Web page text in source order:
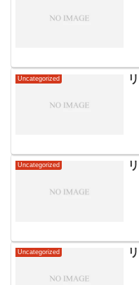
Uncategorized
Uncategorized
Uncategorized